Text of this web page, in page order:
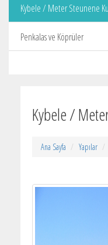
Kybele / Meter Steunene
Penkalas ve Köprüler
Kybele /
Ana Sayfa Yapılar